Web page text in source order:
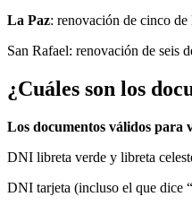
La Paz: renovación de cinco
San Rafael: renovación de seis
¿Cuáles son los
Los documentos válidos para
DNI libreta verde y libreta
DNI tarjeta (incluso el que dice